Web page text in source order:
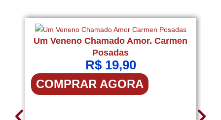
Um Veneno Chamado Amor. Carmen
Posadas
R$19,90
COMPRAR AGORA